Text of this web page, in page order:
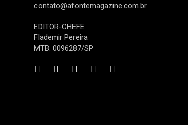
contato@afontemagazine.com.br
EDITOR-CHEFE
Flademir Pereira
MTB: 0096287/SP